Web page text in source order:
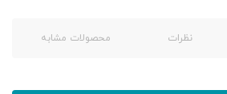
نظرات محصولات مشابه